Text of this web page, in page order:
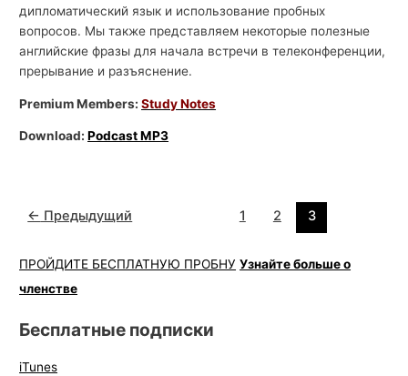
дипломатический язык и использование пробных
вопросов. Мы также представляем некоторые полезные
английские фразы для начала встречи в телеконференции,
прерывание и разъяснение.
Premium Members:Study Notes
Download:Podcast MP3
← Предыдущий 1 2 3
ПРОЙДИТЕ БЕСПЛАТНУЮ ПРОБНУ Узнайте больше о
членстве
Бесплатные подписки
iTunes